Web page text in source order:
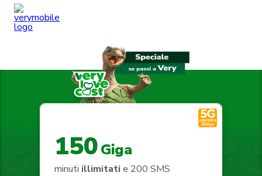
150Giga
minuti illimitati e 200 SMS